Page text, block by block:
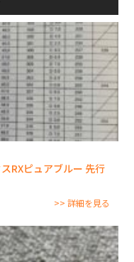
RXピュアブルー 先行
>> 詳細を見る